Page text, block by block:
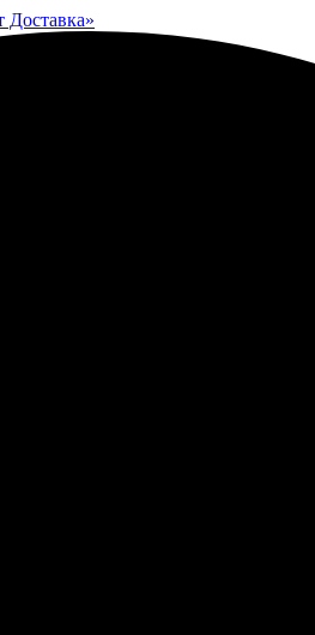
Доставка»